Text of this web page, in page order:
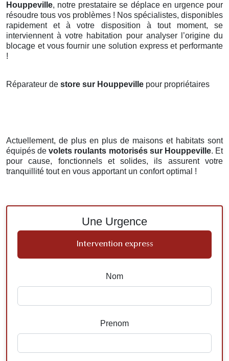
Houppeville, notre prestataire se déplace en urgence pour
résoudre tous vos problèmes ! Nos spécialistes, disponibles
rapidement et à votre disposition à tout moment, se
interviennent à votre habitation pour analyser l’origine du
blocage et vous fournir une solution express et performante
!
Réparateur de store sur Houppeville pour propriétaires
Actuellement, de plus en plus de maisons et habitats sont
équipés devolets roulants motorisés sur Houppeville. Et
pour cause, fonctionnels et solides, ils assurent votre
tranquillité tout en vous apportant un confort optimal !
Une Urgence
Intervention express
Nom
Prenom